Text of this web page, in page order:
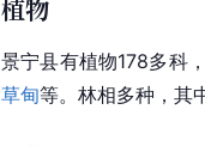
植物
景宁县有植物178多科
草甸等。林相多种，其